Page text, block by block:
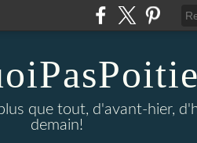
que tout, d'avant-hier,
demain!